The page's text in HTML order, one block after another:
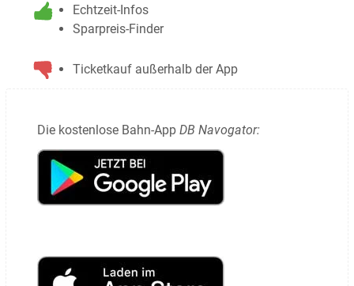
Echtzeit-Infos
Sparpreis-Finder
Ticketkauf außerhalb der App
Die kostenlose Bahn-App DB Navogator: